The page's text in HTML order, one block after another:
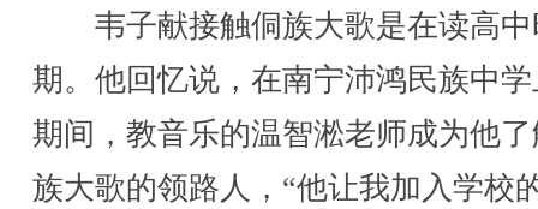
韦子献接触侗族大歌是在读高中
期。他回忆说，在南宁沛鸿民族中
期间，教音乐的温智淞老师成为他
族大歌的领路人，“他让我加入学校